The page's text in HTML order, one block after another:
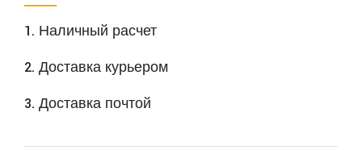
1. Наличный расчет
2. Доставка курьером
3. Доставка почтой